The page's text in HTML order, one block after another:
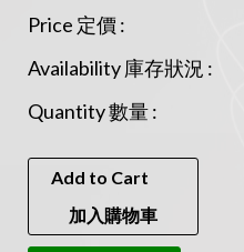
Price 定價 :
Availability 庫存狀況 :
Quantity 數量 :
Add to Cart
加入購物車